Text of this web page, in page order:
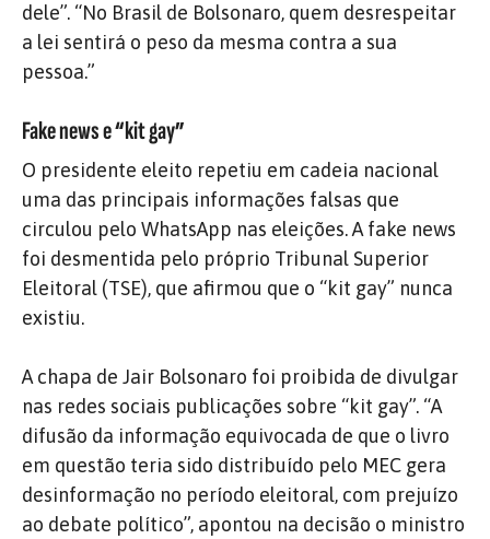
dele”. “No Brasil de Bolsonaro, quem desrespeitar
a lei sentirá o peso da mesma contra a sua
pessoa.”
Fake news e “kit gay”
O presidente eleito repetiu em cadeia nacional
uma das principais informações falsas que
circulou pelo WhatsApp nas eleições. A fake news
foi desmentida pelo próprio Tribunal Superior
Eleitoral (TSE), que afirmou que o “kit gay” nunca
existiu.
A chapa de Jair Bolsonaro foi proibida de divulgar
nas redes sociais publicações sobre “kit gay”. “A
difusão da informação equivocada de que o livro
em questão teria sido distribuído pelo MEC gera
desinformação no período eleitoral, com prejuízo
ao debate político”, apontou na decisão o ministro